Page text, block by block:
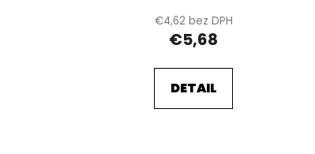
€4,62 bez DPH
€5,68
DETAIL